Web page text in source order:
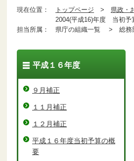
現在位置： トップページ > 県政・
2004(平成16)年度 当初予
担当所属：
県庁の組織一覧 > 総
平成１６年度
９月補正
１１月補正
１２月補正
平成１６年度当初予算の概
要